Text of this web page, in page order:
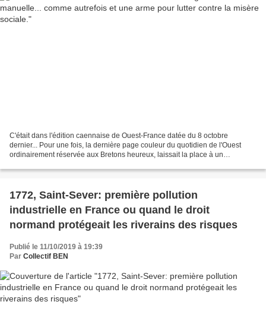
C'était dans l'édition caennaise de Ouest-France datée du 8 octobre
dernier... Pour une fois, la dernière page couleur du quotidien de l'Ouest
ordinairement réservée aux Bretons heureux, laissait la place à un
1772, Saint-Sever: première pollution
industrielle en France ou quand le droit
normand protégeait les riverains des risques
Publié le 11/10/2019 à 19:39
Par Collectif BEN